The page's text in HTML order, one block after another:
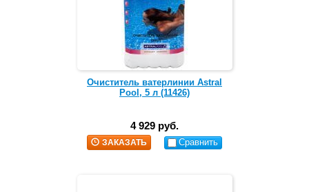
Очиститель ватерлинии Astral
Pool, 5 л (11426)
4 929 руб.
ЗАКАЗАТЬ Сравнить